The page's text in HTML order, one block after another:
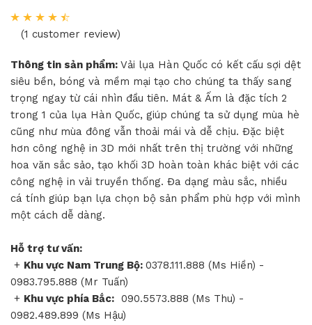
(1 customer review)
Thông tin sản phẩm: Vải lụa Hàn Quốc có kết cấu sợi dệt
siêu bền, bóng và mềm mại tạo cho chúng ta thấy sang
trọng ngay từ cái nhìn đầu tiên. Mát & Ấm là đặc tích 2
trong 1 của lụa Hàn Quốc, giúp chúng ta sử dụng mùa hè
cũng như mùa đông vẫn thoải mái và dễ chịu. Đặc biệt
hơn công nghệ in 3D mới nhất trên thị trường với những
hoa văn sắc sảo, tạo khối 3D hoàn toàn khác biệt với các
công nghệ in vải truyền thống. Đa dạng màu sắc, nhiều
cá tính giúp bạn lựa chọn bộ sản phẩm phù hợp với mình
một cách dễ dàng.
Hỗ trợ tư vấn:
+ Khu vực Nam Trung Bộ: 0378.111.888 (Ms Hiền) -
0983.795.888 (Mr Tuấn)
+ Khu vực phía Bắc: 090.5573.888 (Ms Thu) -
0982.489.899 (Ms Hậu)